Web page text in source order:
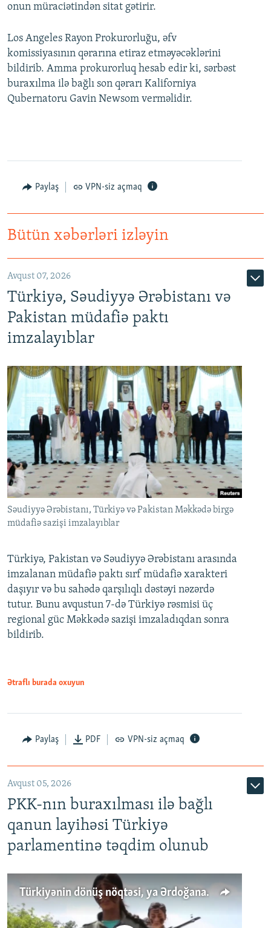
onun müraciətindən sitat gətirir.
Los Angeles Rayon Prokurorluğu, əfv
komissiyasının qərarına etiraz etməyəcəklərini
bildirib. Amma prokurorluq hesab edir ki, sərbəst
buraxılma ilə bağlı son qərarı Kaliforniya
Qubernatoru Gavin Newsom verməlidir.
Paylaş VPN-siz açmaq
Bütün xəbərləri izləyin
Avqust 07, 2026
Türkiyə, Səudiyyə Ərəbistanı və
Pakistan müdafiə paktı
imzalayıblar
Səudiyyə Ərəbistanı, Türkiyə və Pakistan Məkkədə birgə
müdafiə sazişi imzalayıblar
Türkiyə, Pakistan və Səudiyyə Ərəbistanı arasında
imzalanan müdafiə paktı sırf müdafiə xarakteri
daşıyır və bu sahədə qarşılıqlı dəstəyi nəzərdə
tutur. Bunu avqustun 7-də Türkiyə rəsmisi üç
regional güc Məkkədə sazişi imzaladıqdan sonra
bildirib.
Ətraflı burada oxuyun
Paylaş PDF VPN-siz açmaq
Avqust 05, 2026
PKK-nın buraxılması ilə bağlı
qanun layihəsi Türkiyə
parlamentinə təqdim olunub
Türkiyənin dönüş nöqtəsi, ya Ərdoğana üçüncü şans: PKK ilə qəfil barışıq nə deməkdir?